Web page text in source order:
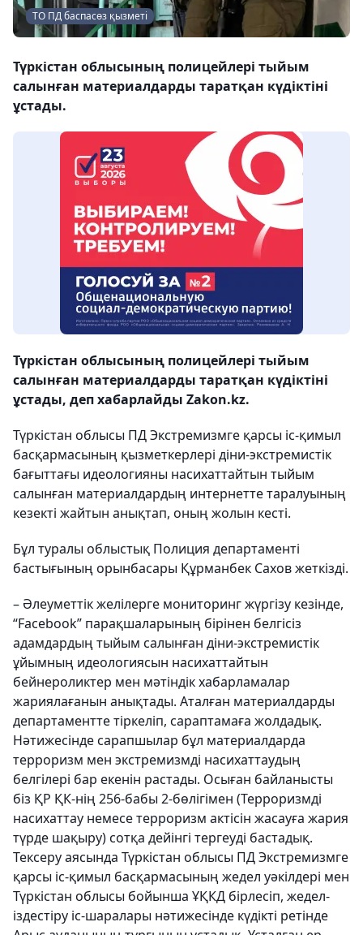
ТО ПД баспасөз қызметі
Түркістан облысының полицейлері тыйым
салынған материалдарды таратқан күдіктіні
ұстады.
Түркістан облысының полицейлері тыйым
салынған материалдарды таратқан күдіктіні
ұстады, деп хабарлайды Zakon.kz.
Түркістан облысы ПД Экстремизмге қарсы іс-қимыл
басқармасының қызметкерлері діни-экстремистік
бағыттағы идеологияны насихаттайтын тыйым
салынған материалдардың интернетте таралуының
кезекті жайтын анықтап, оның жолын кесті.
Бұл туралы облыстық Полиция департаменті
бастығының орынбасары Құрманбек Сахов жеткізді.
– Әлеуметтік желілерге мониторинг жүргізу кезінде,
“Facebook” парақшаларының бірінен белгісіз
адамдардың тыйым салынған діни-экстремистік
ұйымның идеологиясын насихаттайтын
бейнероликтер мен мәтіндік хабарламалар
жариялағанын анықтады. Аталған материалдарды
департаментте тіркеліп, сараптамаға жолдадық.
Нәтижесінде сарапшылар бұл материалдарда
терроризм мен экстремизмді насихаттаудың
белгілері бар екенін растады. Осыған байланысты
біз ҚР ҚК-нің 256-бабы 2-бөлігімен (Терроризмді
насихаттау немесе терроризм актісін жасауға жария
түрде шақыру) сотқа дейінгі тергеуді бастадық.
Тексеру аясында Түркістан облысы ПД Экстремизмге
қарсы іс-қимыл басқармасының жедел уәкілдері мен
Түркістан облысы бойынша ҰҚКД бірлесіп, жедел-
іздестіру іс-шаралары нәтижесінде күдікті ретінде